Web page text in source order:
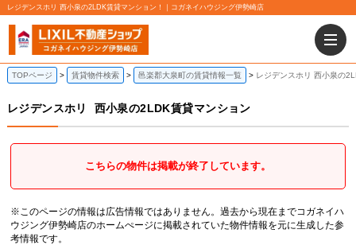
レジデンスホリ 西小泉の2LDK賃貸マンション！｜コガネイハウジング伊勢崎店
TOPページ 賃貸物件検索 邑楽郡大泉町の賃貸情報一覧 レジデンスホリ 西小泉の
レジデンスホリ 西小泉の2LDK賃貸マンション
こちらの物件は掲載が終了しています。
※このページの情報は広告情報ではありません。過去から現在までコガネイハ
ウジング伊勢崎店のホームぺージに掲載されていた物件情報を元に生成した参
考情報です。